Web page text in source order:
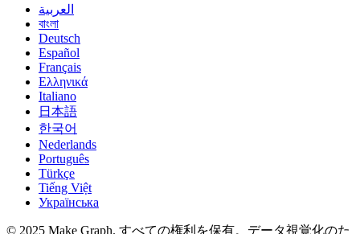
العربية
বাংলা
Deutsch
Español
Français
Ελληνικά
Italiano
日本語
한국어
Nederlands
Português
Türkçe
Tiếng Việt
Українська
© 2025 Make Graph. すべての権利を保有。データ視覚化のた